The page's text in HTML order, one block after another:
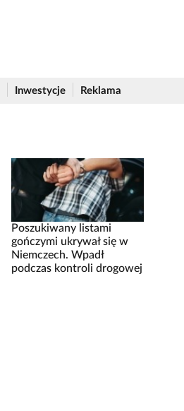
Inwestycje Reklama
Poszukiwany listami
gończymi ukrywał się w
Niemczech. Wpadł
podczas kontroli drogowej